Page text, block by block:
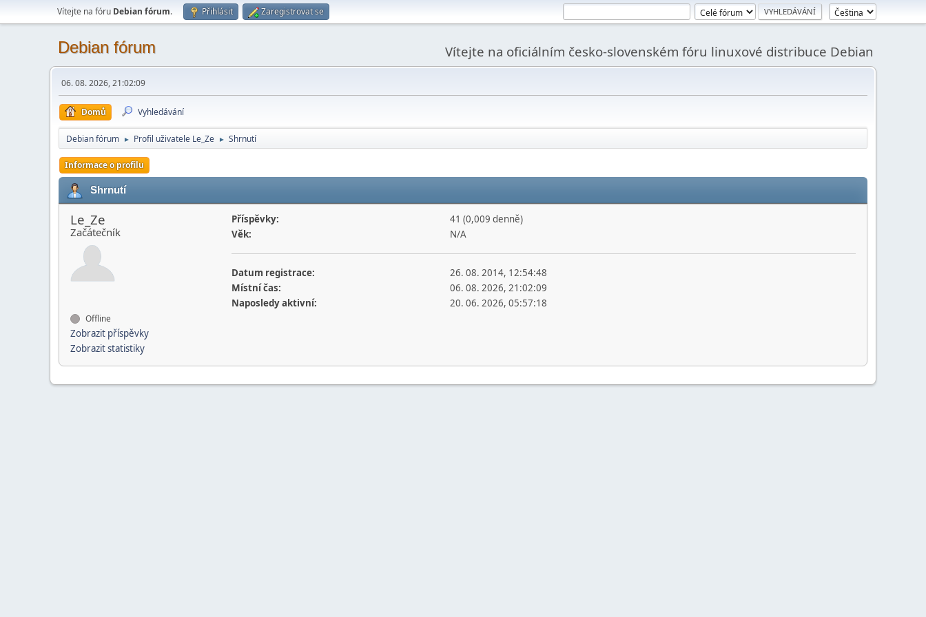
Vítejte na fóru Debian fórum. Přihlásit Zaregistrovat se
Debian fórum Vítejte na oficiálním česko-slovenském fóru linuxové distribuce Debian
06. 08. 2026, 21:02:09
Domů Vyhledávání
Debian fórum ► Profil uživatele Le_Ze ► Shrnutí
Informace o profilu
Shrnutí
Le_Ze
Začátečník
Offline
Zobrazit příspěvky
Zobrazit statistiky
Příspěvky:
41 (0,009 denně)
Věk:
N/A
Datum registrace:
26. 08. 2014, 12:54:48
Místní čas:
06. 08. 2026, 21:02:09
Naposledy aktivní:
20. 06. 2026, 05:57:18